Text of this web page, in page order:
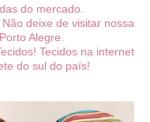
do mercado.
deixe de visitar nossa
Alegre.
Tecidos na internet
do sul do país!